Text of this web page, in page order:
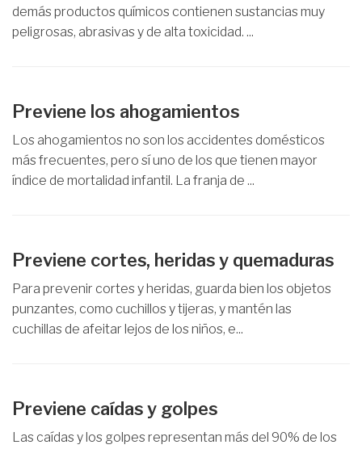
demás productos químicos contienen sustancias muy
peligrosas, abrasivas y de alta toxicidad. ...
Previene los ahogamientos
Los ahogamientos no son los accidentes domésticos
más frecuentes, pero sí uno de los que tienen mayor
índice de mortalidad infantil. La franja de ...
Previene cortes, heridas y quemaduras
Para prevenir cortes y heridas, guarda bien los objetos
punzantes, como cuchillos y tijeras, y mantén las
cuchillas de afeitar lejos de los niños, e...
Previene caídas y golpes
Las caídas y los golpes representan más del 90% de los